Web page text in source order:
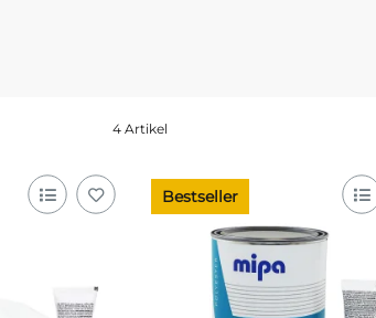
4 Artikel
Bestseller